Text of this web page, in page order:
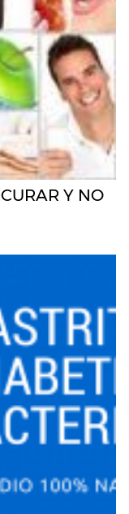
Y NO